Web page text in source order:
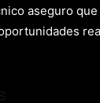
aseguro